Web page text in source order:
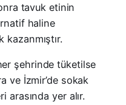
tavuk etinin
haline
şehrinde tüketilse
ve İzmir’de sokak
arasında yer alır.